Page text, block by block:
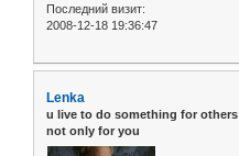
Последний визит:
2008-12-18 19:36:47
Lenka
u live to do something for others
not only for you